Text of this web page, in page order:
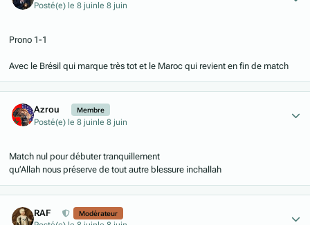
Posté(e) le 8 juin le 8 juin
Prono 1-1
Avec le Brésil qui marque très tot et le Maroc qui revient en fin de match
Azrou Membre
Posté(e) le 8 juinle 8 juin
Match nul pour débuter tranquillement
qu’Allah nous préserve de tout autre blessure inchallah
RAF Modérateur